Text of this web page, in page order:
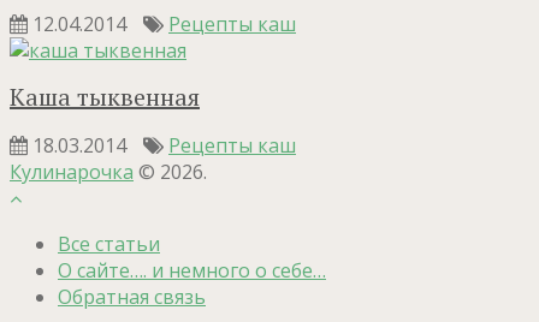
12.04.2014 Рецепты каш
Каша тыквенная
18.03.2014
Рецепты каш
Кулинарочка © 2026.
Все статьи
О сайте…. и немного о себе…
Обратная связь